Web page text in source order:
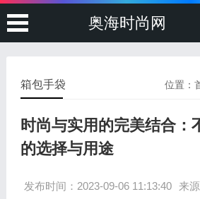
奥海时尚网
位置：
箱包手袋
时尚与实用的完美结合：
的选择与用途
发布时间：2023-09-06 11:13:40 来源